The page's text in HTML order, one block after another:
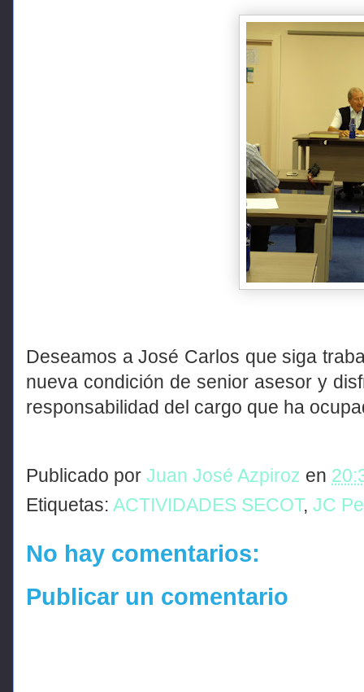
Deseamos a José Carlos que siga
nueva condición de senior asesor y
responsabilidad del cargo que ha
Publicado por Juan José Azpiroz en
Etiquetas: ACTIVIDADES SECOT, JC
No hay comentarios:
Publicar un comentario